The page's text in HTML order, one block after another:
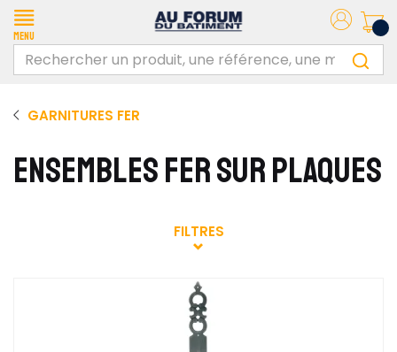
Menu
GARNITURES FER
ENSEMBLES FER SUR PLAQUES
FILTRES